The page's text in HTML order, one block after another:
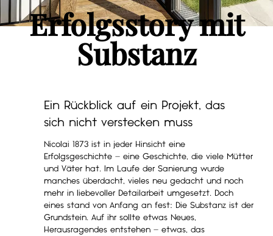
Erfolgsstory mit
Substanz
Ein Rückblick auf ein Projekt, das
sich nicht verstecken muss
Nicolai 1873 ist in jeder Hinsicht eine
Erfolgsgeschichte – eine Geschichte, die viele Mütter
und Väter hat. Im Laufe der Sanierung wurde
manches überdacht, vieles neu gedacht und noch
mehr in liebevoller Detailarbeit umgesetzt. Doch
eines stand von Anfang an fest: Die Substanz ist der
Grundstein. Auf ihr sollte etwas Neues,
Herausragendes entstehen – etwas, das